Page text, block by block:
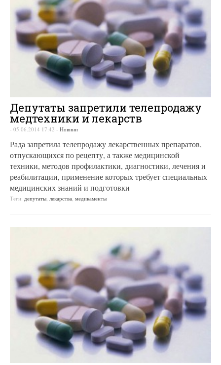
Депутаты запретили телепродажу
медтехники и лекарств
- 05.06.2014 17:42 - Новини
Рада запретила телепродажу лекарственных препаратов,
отпускающихся по рецепту, а также медицинской
техники, методов профилактики, диагностики, лечения и
реабилитации, применение которых требует специальных
медицинских знаний и подготовки
Теги: депутаты, лекарства, медикаменты